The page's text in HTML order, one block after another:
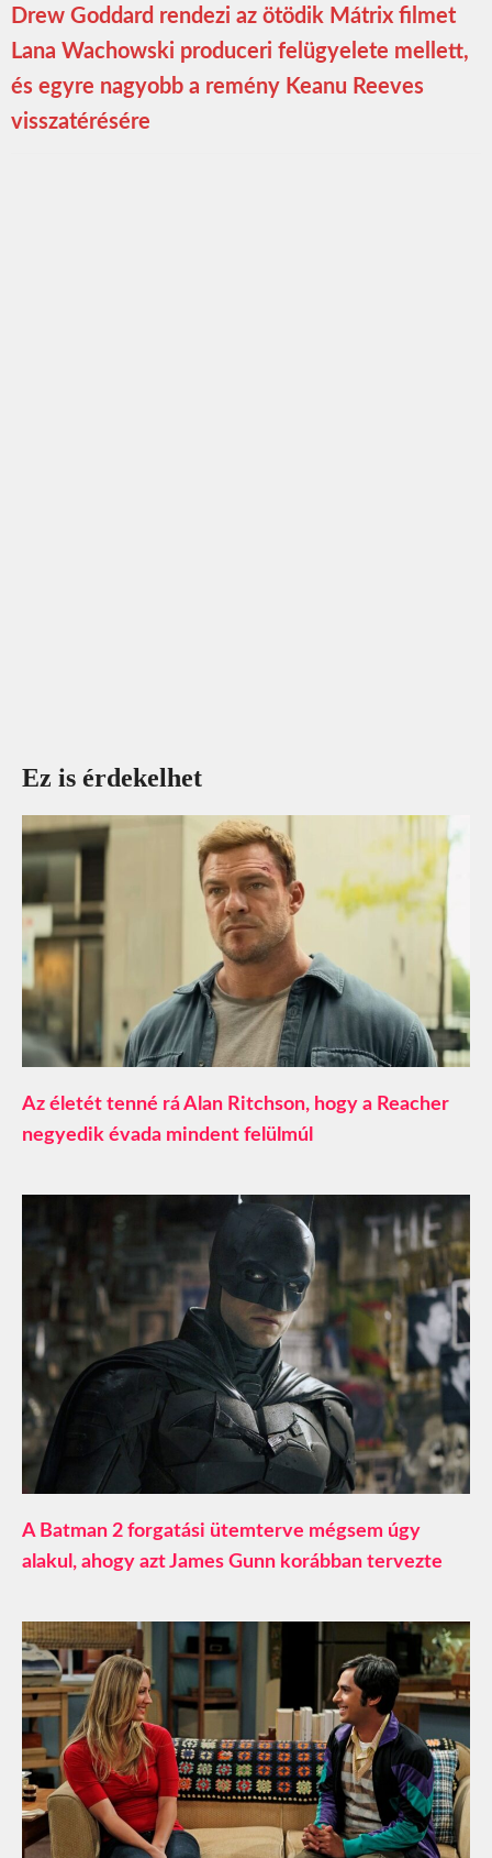
Drew Goddard rendezi az ötödik Mátrix filmet
Lana Wachowski produceri felügyelete mellett,
és egyre nagyobb a remény Keanu Reeves
visszatérésére
Ez is érdekelhet
Az életét tenné rá Alan Ritchson, hogy a Reacher
negyedik évada mindent felülmúl
A Batman 2 forgatási ütemterve mégsem úgy
alakul, ahogy azt James Gunn korábban tervezte